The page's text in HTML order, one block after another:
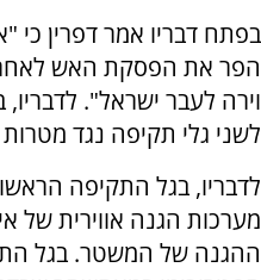
בפתח דבריו אמר דפרין
הפר את הפסקת האש
וירה לעבר ישראל".
לשני גלי תקיפה נגד
לדבריו, בגל התקיפה
מערכות הגנה אווירית של
ההגנה של המשטר. בגל